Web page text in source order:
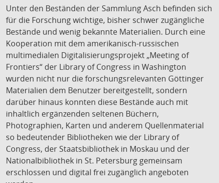
Unter den Beständen der Sammlung Asch befinden sich
für die Forschung wichtige, bisher schwer zugängliche
Bestände und wenig bekannte Materialien. Durch eine
Kooperation mit dem amerikanisch-russischen
multimedialen Digitalisierungsprojekt „Meeting of
Frontiers“ der Library of Congress in Washington
wurden nicht nur die forschungsrelevanten Göttinger
Materialien dem Benutzer bereitgestellt, sondern
darüber hinaus konnten diese Bestände auch mit
inhaltlich ergänzenden seltenen Büchern,
Photographien, Karten und anderem Quellenmaterial
so bedeutender Bibliotheken wie der Library of
Congress, der Staatsbibliothek in Moskau und der
Nationalbibliothek in St. Petersburg gemeinsam
erschlossen und digital frei zugänglich angeboten